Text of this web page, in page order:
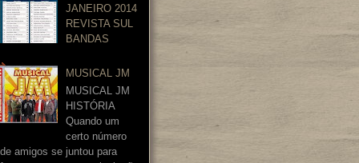
JANEIRO 2014
REVISTA SUL
BANDAS
MUSICAL JM
MUSICAL JM
HISTÓRIA
Quando um
certo número
de amigos se juntou para